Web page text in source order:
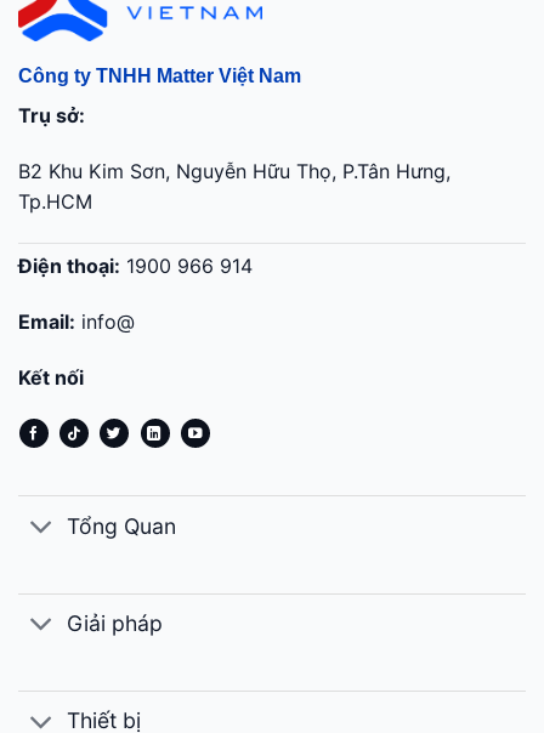
Công ty TNHH Matter Việt Nam
Trụ sở:
B2 Khu Kim Sơn, Nguyễn Hữu Thọ, P.Tân Hưng,
Tp.HCM
Điện thoại: 1900 966 914
Email: info@
Kết nối
Tổng Quan
Giải pháp
Thiết bị